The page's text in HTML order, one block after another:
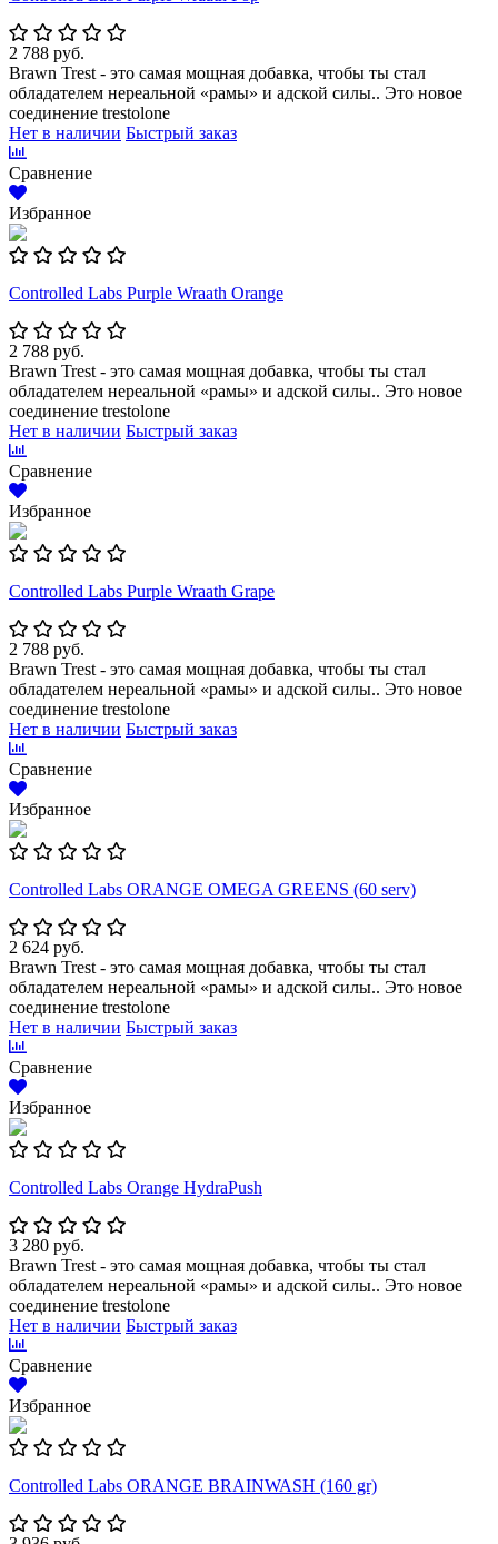
2 788 руб.
Brawn Trest - это самая мощная добавка, чтобы ты стал
обладателем нереальной «рамы» и адской силы.. Это новое
соединение trestolone
Нет в наличии Быстрый заказ
Сравнение
Избранное
Controlled Labs Purple Wraath Orange
2 788 руб.
Brawn Trest - это самая мощная добавка, чтобы ты стал
обладателем нереальной «рамы» и адской силы.. Это новое
соединение trestolone
Нет в наличии Быстрый заказ
Сравнение
Избранное
Controlled Labs Purple Wraath Grape
2 788 руб.
Brawn Trest - это самая мощная добавка, чтобы ты стал
обладателем нереальной «рамы» и адской силы.. Это новое
соединение trestolone
Нет в наличии Быстрый заказ
Сравнение
Избранное
Controlled Labs ORANGE OMEGA GREENS (60 serv)
2 624 руб.
Brawn Trest - это самая мощная добавка, чтобы ты стал
обладателем нереальной «рамы» и адской силы.. Это новое
соединение trestolone
Нет в наличии Быстрый заказ
Сравнение
Избранное
Controlled Labs Orange HydraPush
3 280 руб.
Brawn Trest - это самая мощная добавка, чтобы ты стал
обладателем нереальной «рамы» и адской силы.. Это новое
соединение trestolone
Нет в наличии Быстрый заказ
Сравнение
Избранное
Controlled Labs ORANGE BRAINWASH (160 gr)